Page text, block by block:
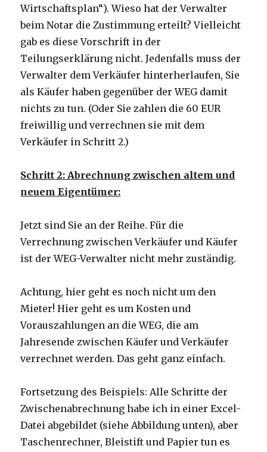
Wirtschaftsplan“). Wieso hat der Verwalter
beim Notar die Zustimmung erteilt? Vielleicht
gab es diese Vorschrift in der
Teilungserklärung nicht. Jedenfalls muss der
Verwalter dem Verkäufer hinterherlaufen, Sie
als Käufer haben gegenüber der WEG damit
nichts zu tun. (Oder Sie zahlen die 60 EUR
freiwillig und verrechnen sie mit dem
Verkäufer in Schritt 2.)
Schritt 2: Abrechnung zwischen altem und
neuem Eigentümer:
Jetzt sind Sie an der Reihe. Für die
Verrechnung zwischen Verkäufer und Käufer
ist der WEG-Verwalter nicht mehr zuständig.
Achtung, hier geht es noch nicht um den
Mieter! Hier geht es um Kosten und
Vorauszahlungen an die WEG, die am
Jahresende zwischen Käufer und Verkäufer
verrechnet werden. Das geht ganz einfach.
Fortsetzung des Beispiels: Alle Schritte der
Zwischenabrechnung habe ich in einer Excel-
Datei abgebildet (siehe Abbildung unten), aber
Taschenrechner, Bleistift und Papier tun es